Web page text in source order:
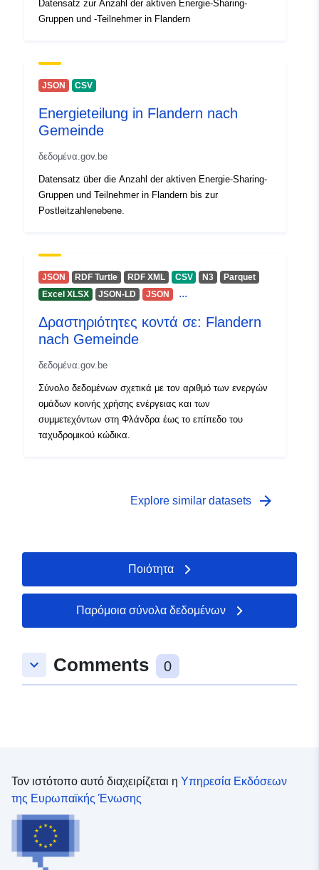
in-vlaanderen
πρόσβασης:
Datensatz zur Anzahl der aktiven Energie-Sharing-
Gruppen und -Teilnehmer in Flandern
JSON CSV
Energieteilung in Flandern nach
Gemeinde
δεδομένα.gov.be
Datensatz über die Anzahl der aktiven Energie-Sharing-
Gruppen und Teilnehmer in Flandern bis zur
Postleitzahlenebene.
JSON RDF Turtle RDF XML CSV N3
Parquet
Excel XLSX
JSON-LD JSON ...
Δραστηριότητες κοντά σε: Flandern
nach Gemeinde
δεδομένα.gov.be
Σύνολο δεδομένων σχετικά με τον αριθμό των ενεργών
ομάδων κοινής χρήσης ενέργειας και των
συμμετεχόντων στη Φλάνδρα έως το επίπεδο του
ταχυδρομικού κώδικα.
Explore similar datasets arrow_forward
Ποιότητα
Παρόμοια σύνολα δεδομένων
keyboard_arrow_down Comments 0
Τον ιστότοπο αυτό διαχειρίζεται η Υπηρεσία Εκδόσεων
της Ευρωπαϊκής Ένωσης